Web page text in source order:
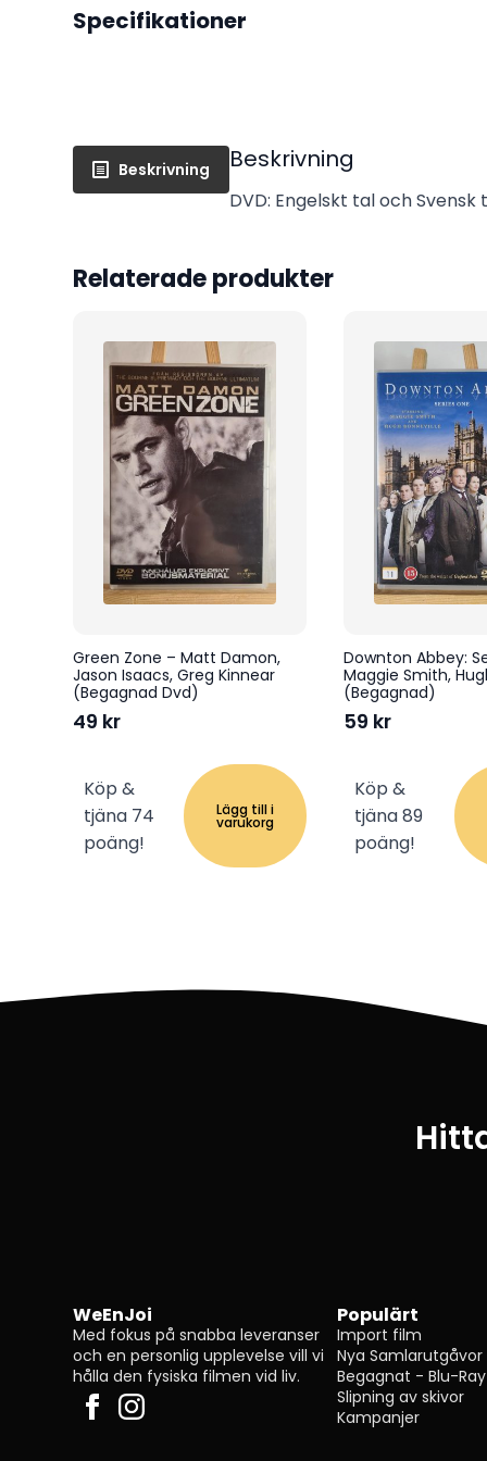
Specifikationer
Beskrivning Beskrivning
DVD: Engelskt tal och Svensk
Relaterade produkter
Green Zone – Matt Damon,
Jason Isaacs, Greg Kinnear
(Begagnad Dvd)
49 kr
Köp &
tjäna 74
poäng!
Lägg till i
varukorg
Downton Abbey:
Maggie Smith,
(Begagnad)
59 kr
Köp &
tjäna 89
poäng!
WeEnJoi
Med fokus på snabba leveranser
och en personlig upplevelse vill vi
hålla den fysiska filmen vid liv.
Populärt
Import film
Nya Samlarutgåvor
Begagnat - Blu-Ray
Slipning av skivor
Kampanjer